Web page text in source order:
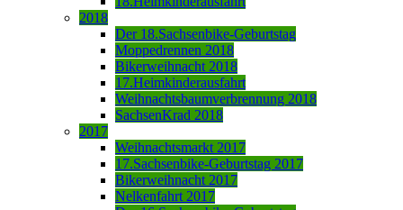
2018
Der 18.Sachsenbike-Geburtstag
Moppedrennen 2018
Bikerweihnacht 2018
17.Heimkinderausfahrt
Weihnachtsbaumverbrennung 2018
SachsenKrad 2018
2017
Weihnachtsmarkt 2017
17.Sachsenbike-Geburtstag 2017
Bikerweihnacht 2017
Nelkenfahrt 2017